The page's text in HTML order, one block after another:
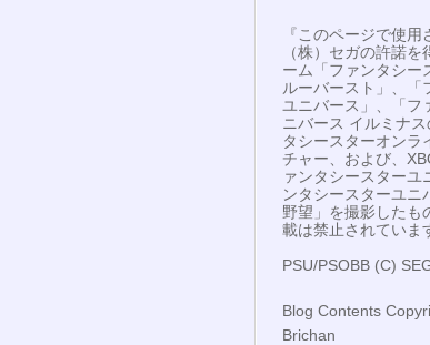
『このページで使
（株）セガの許諾
ーム「ファンタシー
ルーバースト」、「
ユニバース」、「フ
ニバース イルミナ
タシースターオンラ
チャー、および、
ァンタシースターユ
ンタシースターユニ
野望」を撮影したも
載は禁止されていま
PSU/PSOBB (C)
Blog Contents
Brichan